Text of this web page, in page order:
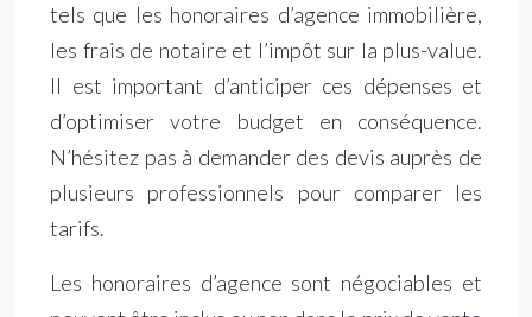
tels que les honoraires d’agence immobilière,
les frais de notaire et l’impôt sur la plus-value.
Il est important d’anticiper ces dépenses et
d’optimiser votre budget en conséquence.
N’hésitez pas à demander des devis auprès de
plusieurs professionnels pour comparer les
tarifs.
Les honoraires d’agence sont négociables et